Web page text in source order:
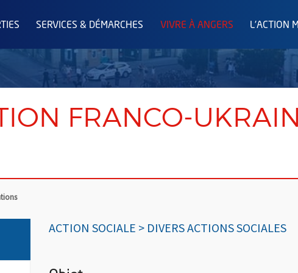
SERVICES & DÉMARCHES VIVRE À ANGERS L'ACTION
FRANCO-
ACTION SOCIALE > DIVERS ACTIONS SOCIALES